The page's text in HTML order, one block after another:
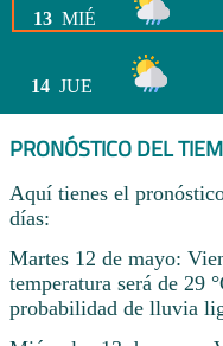
13 MIÉ
14 JUE
PRONÓSTICO DEL
Aquí tienes el
días:
Martes 12 de mayo:
temperatura será de 29
probabilidad de lluvia